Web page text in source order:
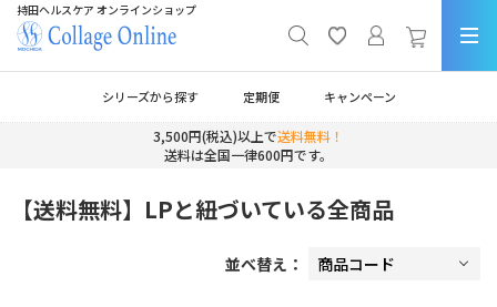
持田ヘルスケア オンラインショップ
シリーズから探す 定期便 キャンペーン
3,500円(税込)以上で送料無料！
送料は全国一律600円です。
【送料無料】LPと紐づいている全商品
並べ替え：